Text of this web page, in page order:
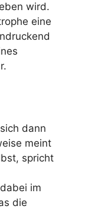
wird.
eine
dann
meint
spricht
im
die